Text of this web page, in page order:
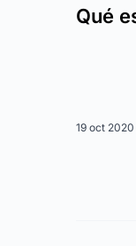
Qué
19 oct 2020